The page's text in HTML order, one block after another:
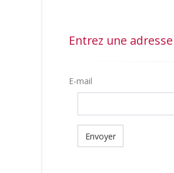
Entrez une
E-mail